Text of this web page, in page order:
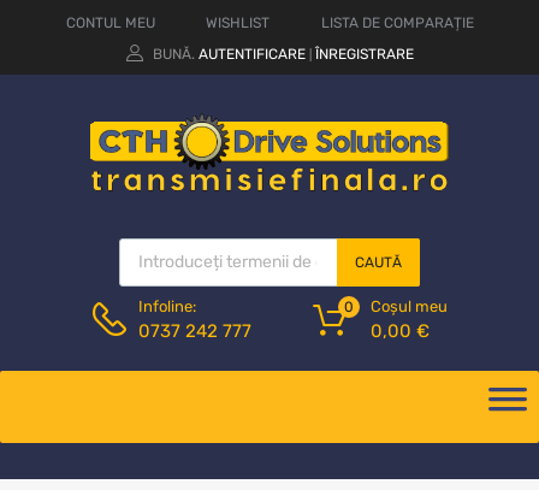
CONTUL MEU WISHLIST
LISTA DE COMPARAȚIE
BUNĂ. AUTENTIFICARE ÎNREGISTRARE
CAUTĂ
Infoline:
0737 242 777
Coșul meu
0,00 €
0